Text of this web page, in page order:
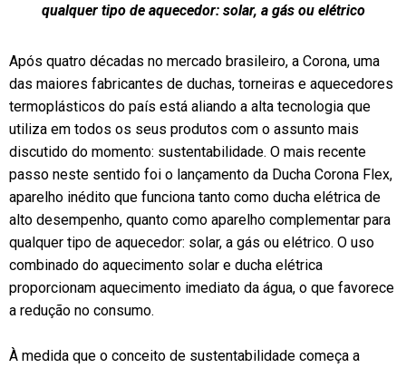
qualquer tipo de aquecedor: solar, a gás ou elétrico
Após quatro décadas no mercado brasileiro, a Corona, uma
das maiores fabricantes de duchas, torneiras e aquecedores
termoplásticos do país está aliando a alta tecnologia que
utiliza em todos os seus produtos com o assunto mais
discutido do momento: sustentabilidade. O mais recente
passo neste sentido foi o lançamento da Ducha Corona Flex,
aparelho inédito que funciona tanto como ducha elétrica de
alto desempenho, quanto como aparelho complementar para
qualquer tipo de aquecedor: solar, a gás ou elétrico. O uso
combinado do aquecimento solar e ducha elétrica
proporcionam aquecimento imediato da água, o que favorece
a redução no consumo.
À medida que o conceito de sustentabilidade começa a